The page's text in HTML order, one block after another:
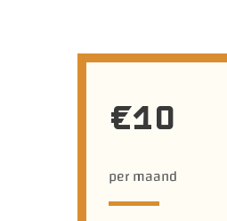
€10
per maand